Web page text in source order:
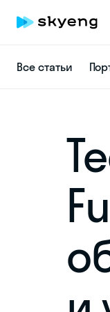
Все статьи